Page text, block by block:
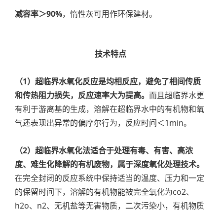
减容率＞90%，惰性灰可用作环保建材。
技术特点
（1）超临界水氧化反应是均相反应，避免了相间传质
和传热阻力损失，反应速率大为提高。 而且超临界水更
有利于游离基的生成，溶解在超临界水中的有机物和氧
气还表现出异常的偏摩尔行为，反应时间＜1min。
（2）超临界水氧化法适合于处理有毒、有害、高浓
度、难生化降解的有机废物，属于深度氧化处理技术。
在完全封闭的反应系统中保持适当的温度、压力和一定
的保留时间下，溶解的有机物能被完全氧化为co2、
h2o、n2、无机盐等无害物质，二次污染小，有机物质